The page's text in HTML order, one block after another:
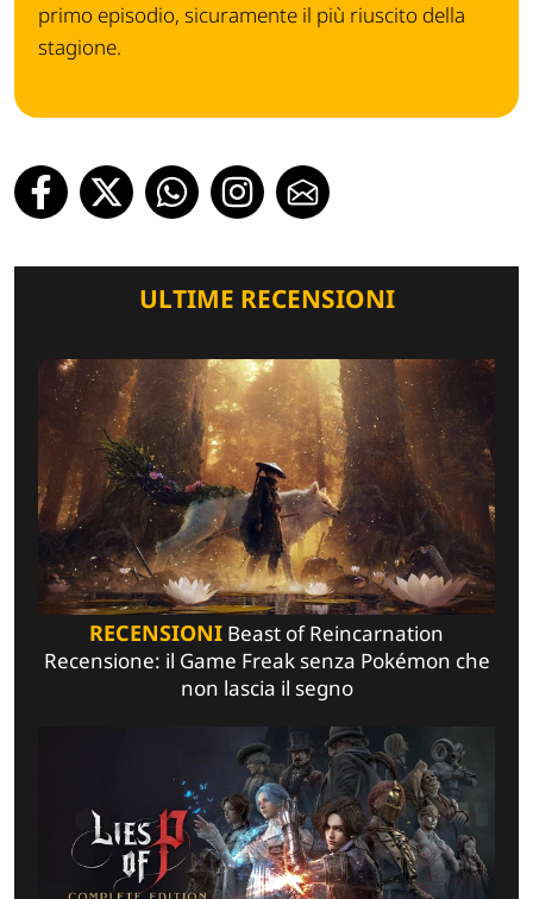
primo episodio, sicuramente il più riuscito della
stagione.
ULTIME RECENSIONI
RECENSIONI Beast of Reincarnation
Recensione: il Game Freak senza Pokémon che
non lascia il segno